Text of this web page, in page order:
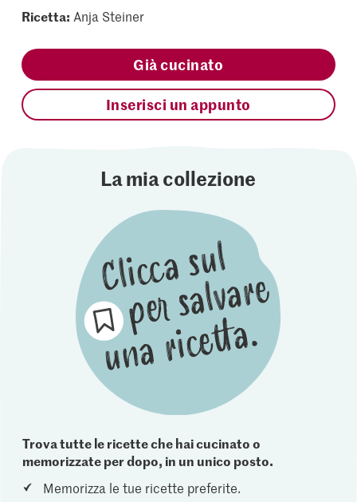
Ricetta: Anja Steiner
Già cucinato
Inserisci un appunto
La mia collezione
Trova tutte le ricette che hai cucinato o
memorizzate per dopo, in un unico posto.
Memorizza le tue ricette preferite.